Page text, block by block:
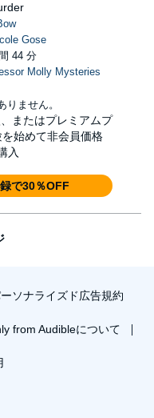
Gose
44 分
Molly Mysteries
りません。
またはプレミアムプ
始めて非会員価格
入
で30％OFF
ソナライズド広告規約
from Audibleについて